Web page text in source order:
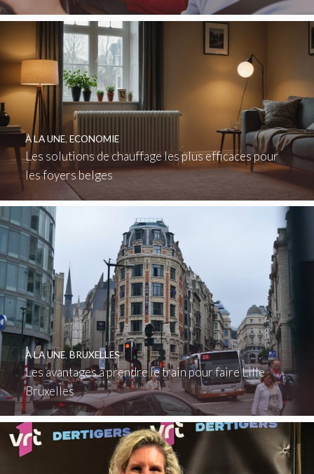
Les solutions de chauffage les plus efficaces pour
les foyers belges
À LA UNE, ECONOMIE
Les avantages à prendre le train pour faire Lille
Bruxelles
À LA UNE, BRUXELLES